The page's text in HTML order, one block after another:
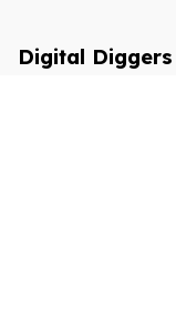
Digital Diggers